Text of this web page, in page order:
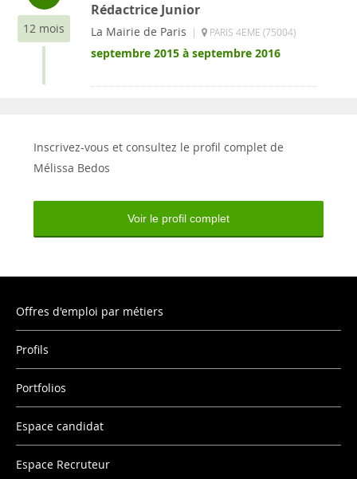
12 mois
Rédactrice Junior
La Mairie de Paris | PARIS 4EME (75004)
septembre 2015 à septembre 2016
Inscrivez-vous et consultez le profil complet de
Mélissa Bedos
Voir le profil complet
Offres d'emploi par métiers
Profils
Portfolios
Espace candidat
Espace Recruteur